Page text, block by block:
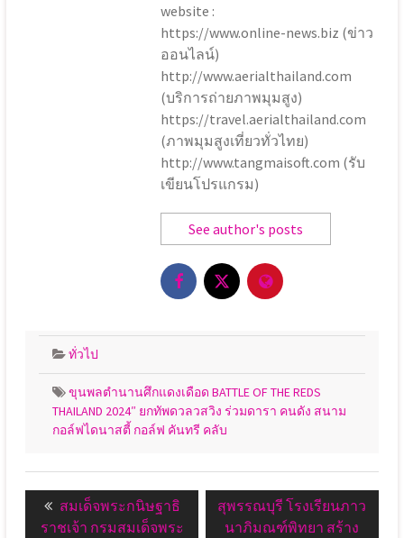
website :
https://www.online-news.biz (ข่าว
ออนไลน์)
http://www.aerialthailand.com
(บริการถ่ายภาพมุมสูง)
https://travel.aerialthailand.com
(ภาพมุมสูงเที่ยวทั่วไทย)
http://www.tangmaisoft.com (รับ
เขียนโปรแกรม)
See author's posts
ทั่วไป
ขุนพลตำนานศึกแดงเดือด BATTLE OF THE REDS
THAILAND 2024″ ยกทัพดวลวสวิง ร่วมดารา คนดัง สนาม
กอล์ฟไดนาสตี้ กอล์ฟ คันทรี คลับ
เรื่องPrevious
post:
สมเด็จพระกนิษฐาธิ
ราชเจ้า กรมสมเด็จพระ
Next
post:
สุพรรณบุรี โรงเรียนภาว
นาภิมณฑ์พิทยา สร้าง